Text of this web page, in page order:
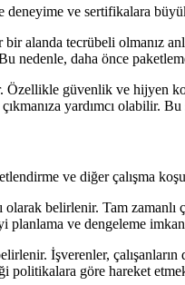
ve sertifikalara
bir alanda tecrübeli olmanız
nedenle, daha önce
güvenlik ve hijyen
yardımcı olabilir.
ve diğer çalışma
belirlenir. Tam zamanlı
planlama ve dengeleme
İşverenler,
politikalara göre hareket